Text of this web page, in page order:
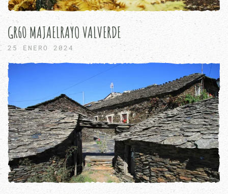
GR60 MAJAELRAYO VALVERDE
25 ENERO 2024